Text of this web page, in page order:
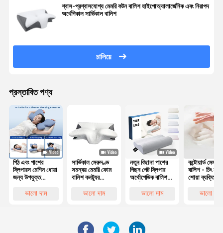
শ্বাস-প্রশ্বাসযোগ্য মেমরি কটন বালিশ হাইপোঅ্যালার্জেনিক এবং নিরাপদ
অর্থেপিকাল সার্ভিকাল বালিশ
চালিয়ে
প্রস্তাবিত পণ্য
পিঠ এবং পাশের
স্লিপারস মেশিন ধোয়া
জন্য উপযুক্ত
কনট্যুরযুক্ত মেমরি
ভালো দাম
সার্ভিকাল মেরুদণ্ড
সমন্বয় মেমরি ফোম
বালিশ কনট্যুর
প্রজাপতি আকৃতির
ভালো দাম
নতুন বিছানা পাশের
পিছন পেট স্লিপার
অর্থোপেডিক বালিশ
আর্গোনমিক মেমরি
ভালো দাম
কন্টোয়ার্ড মেমরি
বালিশ - চিৎ হয়ে
শোয়া ব্যক্তিদের
সারিবদ্ধকরণের
ভালো দাম